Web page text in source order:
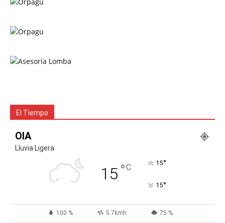
El Tiempo
OIA
Lluvia Ligera
15 °C 15°
15°
100 % 5.7kmh 75 %